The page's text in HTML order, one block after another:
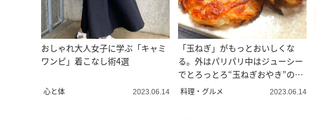
おしゃれ大人女子に学ぶ「キャミ
ワンピ」着こなし術4選
心と体 2023.06.14
「玉ねぎ」がもっとおいしくな
る。外はパリパリ中はジューシー
でとろっとろ“玉ねぎおやき”のつ
くりかた
料理・グルメ 2023.06.14